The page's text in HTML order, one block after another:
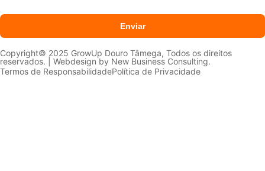
Enviar
Copyright© 2025 GrowUp Douro Tâmega, Todos os direitos
reservados. | Webdesign by New Business Consulting.
Termos de ResponsabilidadePolítica de Privacidade